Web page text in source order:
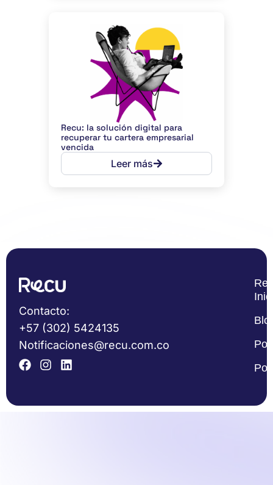
Recu: la solución digital para
recuperar tu cartera empresarial
vencida
Leer más
Contacto:
+57 (302) 5424135
Notificaciones@recu.com.co